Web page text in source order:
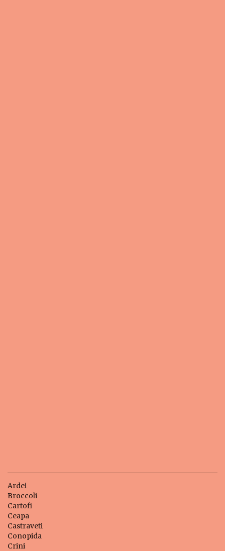
Ardei
Broccoli
Cartofi
Ceapa
Castraveti
Conopida
Crini